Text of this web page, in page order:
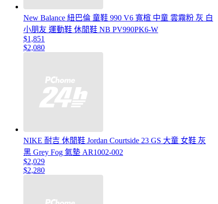
New Balance 紐巴倫 童鞋 990 V6 寬楦 中童 雲霧粉 灰 白
小朋友 運動鞋 休閒鞋 NB PV990PK6-W
$1,851
$2,080
NIKE 耐吉 休閒鞋 Jordan Courtside 23 GS 大童 女鞋 灰
黑 Grey Fog 氣墊 AR1002-002
$2,029
$2,280